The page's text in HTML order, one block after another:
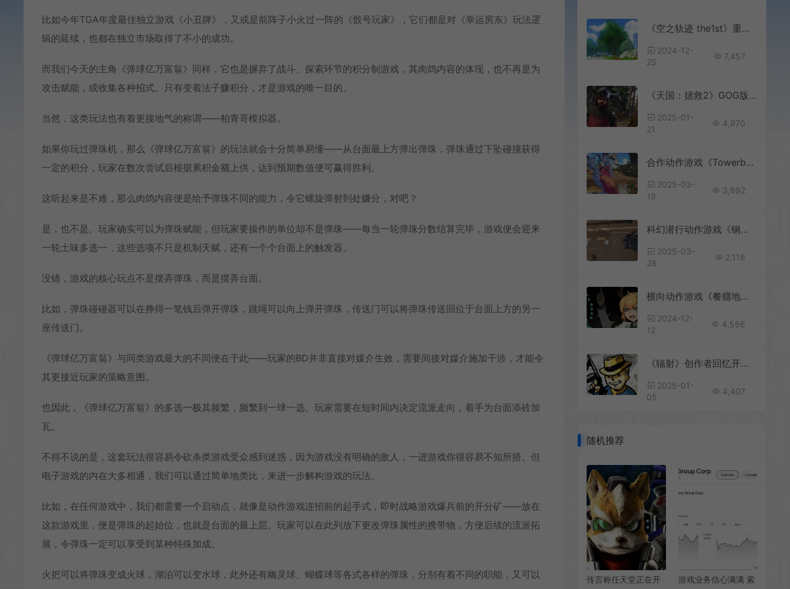
比如今年TGA年度最佳独立游戏《小丑牌》，又或是前阵子小火过一阵的《骰号玩家》，它们都是对《幸运房东》玩法逻
辑的延续，也都在独立市场取得了不小的成功。
而我们今天的主角《弹球亿万富翁》同样，它也是摒弃了战斗、探索环节的积分制游戏，其肉鸽内容的体现，也不再是为
攻击赋能，或收集各种招式。只有变着法子赚积分，才是游戏的唯一目的。
当然，这类玩法也有着更接地气的称谓——柏青哥模拟器。
如果你玩过弹珠机，那么《弹球亿万富翁》的玩法就会十分简单易懂——从台面最上方弹出弹珠，弹珠通过下坠碰撞获得
一定的积分，玩家在数次尝试后根据累积金额上供，达到预期数值便可赢得胜利。
这听起来是不难，那么肉鸽内容便是给予弹珠不同的能力，令它螺旋弹射到处赚分，对吧？
是，也不是。玩家确实可以为弹珠赋能，但玩家要操作的单位却不是弹珠——每当一轮弹珠分数结算完毕，游戏便会迎来
一轮土味多选一，这些选项不只是机制天赋，还有一个个台面上的触发器。
没错，游戏的核心玩点不是摆弄弹珠，而是摆弄台面。
比如，弹珠碰碰器可以在挣得一笔钱后弹开弹珠，跳绳可以向上弹开弹珠，传送门可以将弹珠传送回位于台面上方的另一
座传送门。
《弹球亿万富翁》与同类游戏最大的不同便在于此——玩家的BD并非直接对媒介生效，需要间接对媒介施加干涉，才能令
其更接近玩家的策略意图。
也因此，《弹球亿万富翁》的多选一极其频繁，频繁到一球一选。玩家需要在短时间内决定流派走向，着手为台面添砖加
瓦。
不得不说的是，这套玩法很容易令砍杀类游戏受众感到迷惑，因为游戏没有明确的敌人，一进游戏你很容易不知所措。但
电子游戏的内在大多相通，我们可以通过简单地类比，来进一步解构游戏的玩法。
比如，在任何游戏中，我们都需要一个启动点，就像是动作游戏连招前的起手式，即时战略游戏爆兵前的开分矿——放在
这款游戏里，便是弹珠的起始位，也就是台面的最上层。玩家可以在此列放下更改弹珠属性的携带物，方便后续的流派拓
展，令弹珠一定可以享受到某种特殊加成。
火把可以将弹珠变成火球，湖泊可以变水球，此外还有幽灵球、蝴蝶球等各式各样的弹珠，分别有着不同的职能，又可以
《空之轨迹 the1st》重置版发行商更换 引发玩家担忧
2024-12-
25
7,457
《天国：拯救2》GOG版延期 今春发售
2025-01-
21
4,970
合作动作游戏《Towerborne》4月29日登陆Xbox
2025-03-
19
3,692
科幻潜行动作游戏《钢铁之种》新预告发布
2025-03-
28
2,116
横向动作游戏《餐癮地城》全语音包DLC上线
2024-12-
12
4,556
《辐射》创作者回忆开发历程：如何预测群体行为
2025-01-
05
4,407
随机推荐
传言称任天堂正在开
游戏业务信心满满 索